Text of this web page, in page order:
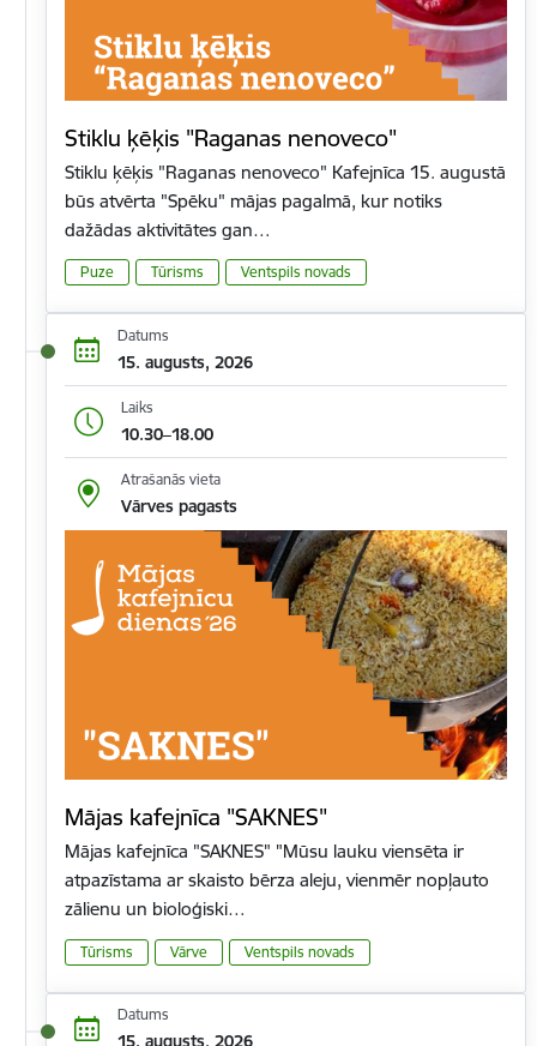
Stiklu ķēķis "Raganas nenoveco"
Stiklu ķēķis "Raganas nenoveco" Kafejnīca 15. augustā
būs atvērta "Spēku" mājas pagalmā, kur notiks
dažādas aktivitātes gan…
Puze Tūrisms Ventspils novads
Datums
15. augusts, 2026
Laiks
10.30–18.00
Atrašanās vieta
Vārves pagasts
Mājas kafejnīca "SAKNES"
Mājas kafejnīca "SAKNES" "Mūsu lauku viensēta ir
atpazīstama ar skaisto bērza aleju, vienmēr nopļauto
zālienu un bioloģiski…
Tūrisms Vārve Ventspils novads
Datums
15. augusts, 2026